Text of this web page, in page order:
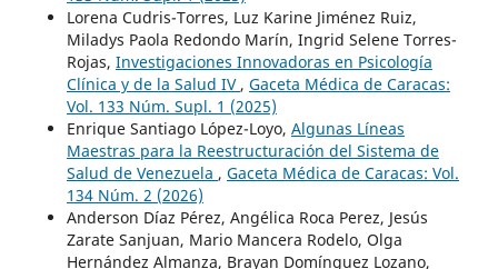
Lorena Cudris-Torres, Luz Karine Jiménez Ruiz,
Miladys Paola Redondo Marín, Ingrid Selene Torres-
Rojas, Investigaciones Innovadoras en Psicología
Clínica y de la Salud IV , Gaceta Médica de Caracas:
Vol. 133 Núm. Supl. 1 (2025)
Enrique Santiago López-Loyo, Algunas Líneas
Maestras para la Reestructuración del Sistema de
Salud de Venezuela , Gaceta Médica de Caracas: Vol.
134 Núm. 2 (2026)
Anderson Díaz Pérez, Angélica Roca Perez, Jesús
Zarate Sanjuan, Mario Mancera Rodelo, Olga
Hernández Almanza, Brayan Domínguez Lozano,